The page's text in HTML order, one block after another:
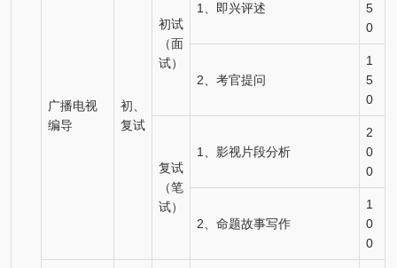
广播电视
编导
初、
复试
初试
（面
试）
1、即兴评述
5
0
2、考官提问
1
5
0
复试
（笔
试）
1、影视片段分析
2
0
0
2、命题故事写作
1
0
0